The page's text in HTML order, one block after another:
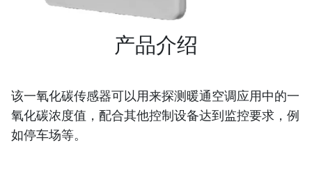
产品介绍
该一氧化碳传感器可以用来探测暖通空调应用中的一
氧化碳浓度值，配合其他控制设备达到监控要求，例
如停车场等。